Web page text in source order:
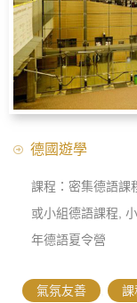
德國遊學
課程：密集德語課
或小組德語課程,
年德語夏令營
氣氛友善 課